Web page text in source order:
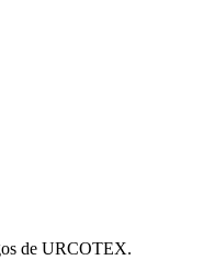
de URCOTEX.